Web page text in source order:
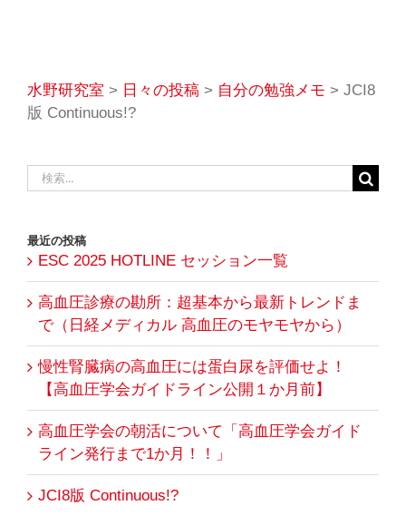
水野研究室 > 日々の投稿 > 自分の勉強メモ > JCI8
版 Continuous!?
最近の投稿
ESC 2025 HOTLINE セッション一覧
高血圧診療の勘所：超基本から最新トレンドま
で（日経メディカル 高血圧のモヤモヤから）
慢性腎臓病の高血圧には蛋白尿を評価せよ！
【高血圧学会ガイドライン公開１か月前】
高血圧学会の朝活について「高血圧学会ガイド
ライン発行まで1か月！！」
JCI8版 Continuous!?